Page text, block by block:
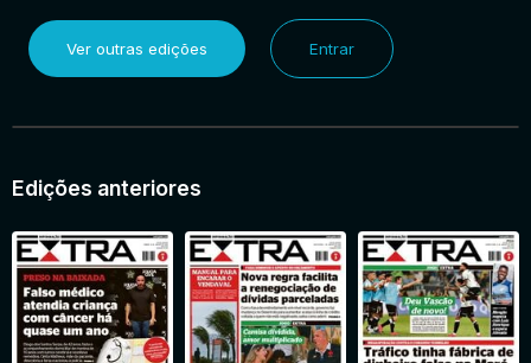
Ver outras edições Entrar
Edições anteriores